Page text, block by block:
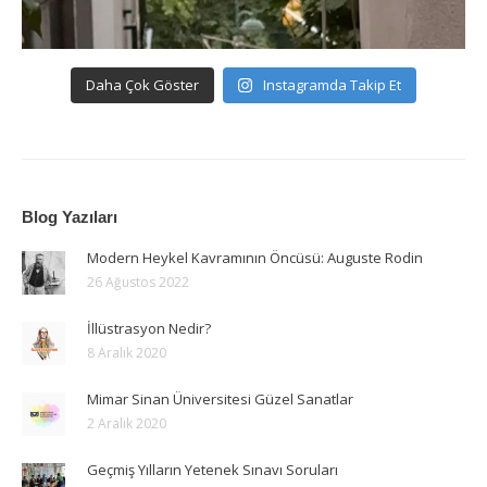
Daha Çok Göster Instagramda Takip Et
Blog Yazıları
Modern Heykel Kavramının Öncüsü: Auguste Rodin
26 Ağustos 2022
İllüstrasyon Nedir?
8 Aralık 2020
Mimar Sinan Üniversitesi Güzel Sanatlar
2 Aralık 2020
Geçmiş Yılların Yetenek Sınavı Soruları